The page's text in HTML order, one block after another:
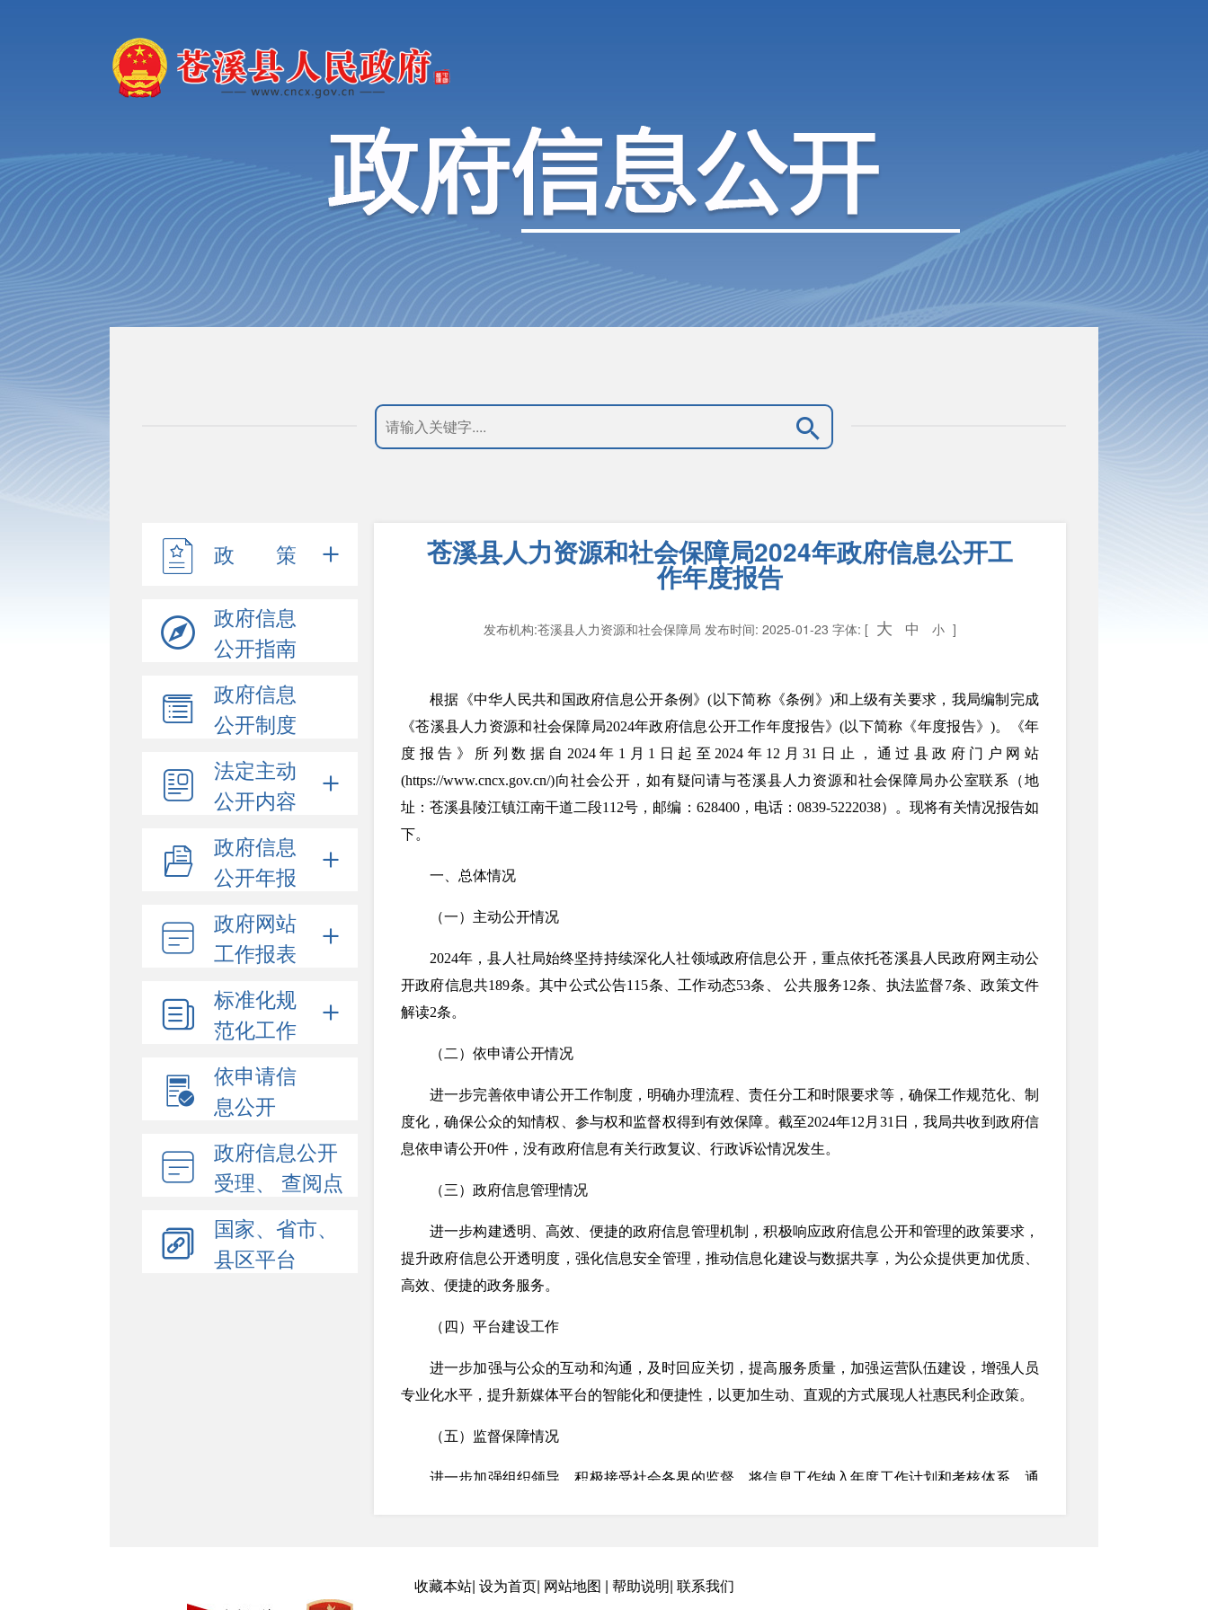
政 策
政府信息
公开指南
政府信息
公开制度
法定主动
公开内容
政府信息
公开年报
政府网站
工作报表
标准化规
范化工作
依申请信
息公开
政府信息公开
受理、 查阅点
国家、省市、
县区平台
苍溪县人力资源和社会保障局2024年政府信息公开工
作年度报告
发布机构:苍溪县人力资源和社会保障局 发布时间: 2025-01-23 字体: [ 大 中 小 ]
根据《中华人民共和国政府信息公开条例》(以下简称《条例》)和上级有关要求，我局编制完成
《苍溪县人力资源和社会保障局2024年政府信息公开工作年度报告》(以下简称《年度报告》)。《年
度报告》所列数据自2024年1月1日起至2024年12月31日止，通过县政府门户网站
(https://www.cncx.gov.cn/)向社会公开，如有疑问请与苍溪县人力资源和社会保障局办公室联系（地
址：苍溪县陵江镇江南干道二段112号，邮编：628400，电话：0839-5222038）。现将有关情况报告如
下。
一、总体情况
（一）主动公开情况
2024年，县人社局始终坚持持续深化人社领域政府信息公开，重点依托苍溪县人民政府网主动公
开政府信息共189条。其中公式公告115条、工作动态53条、 公共服务12条、执法监督7条、政策文件
解读2条。
（二）依申请公开情况
进一步完善依申请公开工作制度，明确办理流程、责任分工和时限要求等，确保工作规范化、制
度化，确保公众的知情权、参与权和监督权得到有效保障。截至2024年12月31日，我局共收到政府信
息依申请公开0件，没有政府信息有关行政复议、行政诉讼情况发生。
（三）政府信息管理情况
进一步构建透明、高效、便捷的政府信息管理机制，积极响应政府信息公开和管理的政策要求，
提升政府信息公开透明度，强化信息安全管理，推动信息化建设与数据共享，为公众提供更加优质、
高效、便捷的政务服务。
（四）平台建设工作
进一步加强与公众的互动和沟通，及时回应关切，提高服务质量，加强运营队伍建设，增强人员
专业化水平，提升新媒体平台的智能化和便捷性，以更加生动、直观的方式展现人社惠民利企政策。
（五）监督保障情况
进一步加强组织领导，积极接受社会各界的监督，将信息工作纳入年度工作计划和考核体系，通
第二十条第（一）项
收藏本站| 设为首页| 网站地图 | 帮助说明| 联系我们